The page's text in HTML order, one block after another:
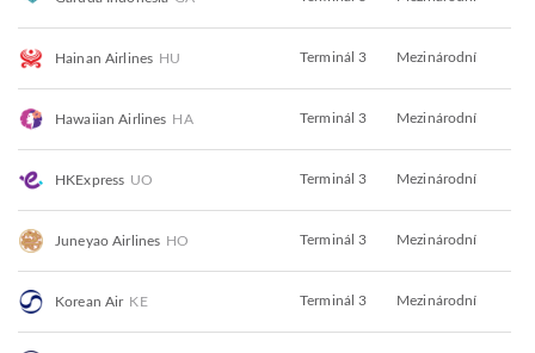
Hainan Airlines HU Terminál 3 Mezinárodní
Hawaiian Airlines HA Terminál 3 Mezinárodní
HKExpress UO Terminál 3 Mezinárodní
Juneyao Airlines HO Terminál 3 Mezinárodní
Korean Air KE Terminál 3 Mezinárodní